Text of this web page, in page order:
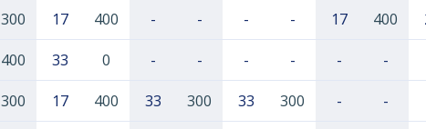
300 17 400 - - - - 17 400
400 33 0 - - - - - -
300 17 400 33 300 33 300 - -